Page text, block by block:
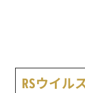
RSウイル